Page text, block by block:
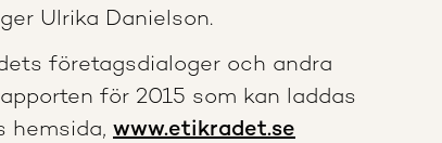
Ulrika Danielson.
företagsdialoger och andra
för 2015 som kan laddas
hemsida, www.etikradet.se